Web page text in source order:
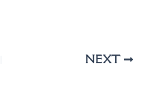
NEXT